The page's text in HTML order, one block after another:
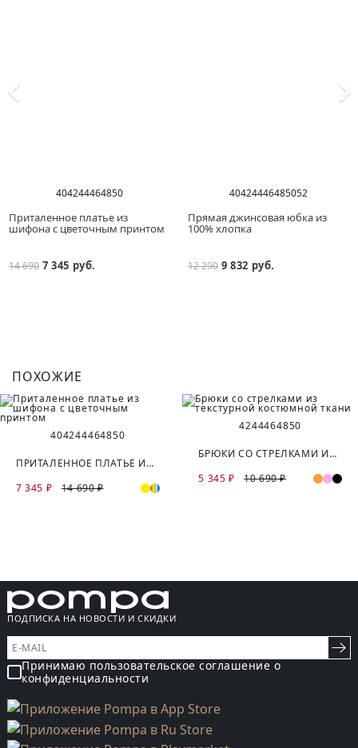
404244464850
Приталенное платье из
шифона с цветочным принтом
14 690 7 345 руб.
40424446485052
Прямая джинсовая юбка из
100% хлопка
12 290 9 832 руб.
ПОХОЖИЕ
404244464850
ПРИТАЛЕННОЕ ПЛАТЬЕ ИЗ ШИФОНА С ЦВЕТОЧНЫМ ПРИНТОМ
7 345 ₽
14 690 ₽
4244464850
БРЮКИ СО СТРЕЛКАМИ ИЗ ТЕКСТУРНОЙ КОСТЮМНОЙ ТКАНИ
5 345 ₽
10 690 ₽
ПОДПИСКА НА НОВОСТИ И СКИДКИ
Принимаю пользовательское соглашение о
конфиденциальности